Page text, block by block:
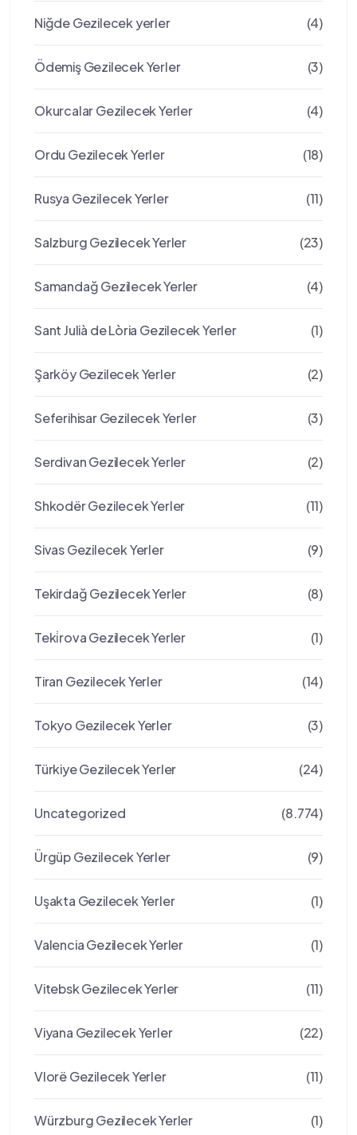
Niğde Gezilecek yerler (4)
Ödemiş Gezilecek Yerler (3)
Okurcalar Gezilecek Yerler (4)
Ordu Gezilecek Yerler (18)
Rusya Gezilecek Yerler (11)
Salzburg Gezilecek Yerler (23)
Samandağ Gezilecek Yerler (4)
Sant Julià de Lòria Gezilecek Yerler (1)
Şarköy Gezilecek Yerler (2)
Seferihisar Gezilecek Yerler (3)
Serdivan Gezilecek Yerler (2)
Shkodër Gezilecek Yerler (11)
Sivas Gezilecek Yerler (9)
Tekirdağ Gezilecek Yerler (8)
Teki̇rova Gezilecek Yerler (1)
Tiran Gezilecek Yerler (14)
Tokyo Gezilecek Yerler (3)
Türkiye Gezilecek Yerler (24)
Uncategorized (8.774)
Ürgüp Gezilecek Yerler (9)
Uşakta Gezilecek Yerler (1)
Valencia Gezilecek Yerler (1)
Vitebsk Gezilecek Yerler (11)
Viyana Gezilecek Yerler (22)
Vlorë Gezilecek Yerler (11)
Würzburg Gezilecek Yerler (1)